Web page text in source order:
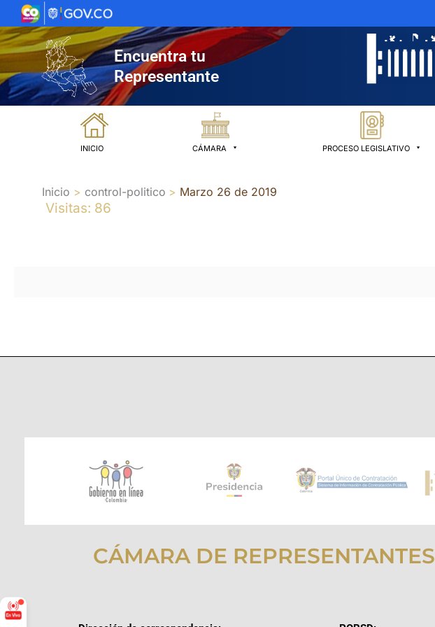
al
contenido
Encuentra tu
Representante
INICIO CÁMARA PROCESO LEGISLATIVO
Inicio control-politico Marzo 26 de 2019
Visitas: 86
CÁMARA DE REPRESENTANTES